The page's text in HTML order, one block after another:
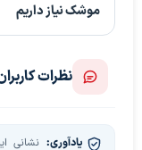
موشک نیاز داریم
نظرات
یادآوری: نشانی